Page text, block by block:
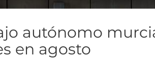
autónomo
en agosto